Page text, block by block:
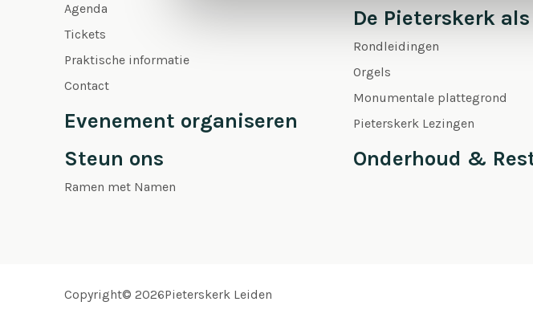
Agenda
Tickets
Praktische informatie
Contact
Evenement organiseren
Steun ons
Ramen met Namen
De Pieterskerk
Rondleidingen
Orgels
Monumentale plattegrond
Pieterskerk Lezingen
Onderhoud &
Copyright© 2026Pieterskerk Leiden